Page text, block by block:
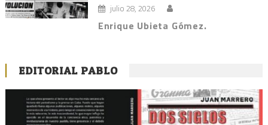
julio 28, 2026
Enrique Ubieta Gómez.
EDITORIAL PABLO